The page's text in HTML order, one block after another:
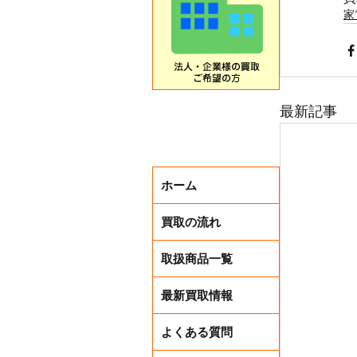
家
最新記事
ホーム
買取の流れ
取扱商品一覧
最新買取情報
よくある質問